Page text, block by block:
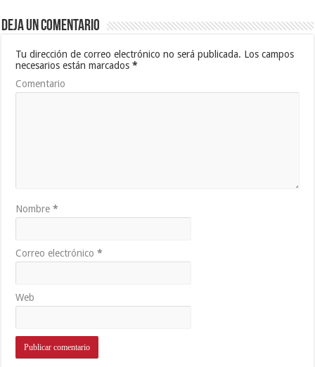
Deja un comentario
Tu dirección de correo electrónico no será publicada. Los campos
necesarios están marcados*
Comentario
Nombre*
Correo electrónico*
Web